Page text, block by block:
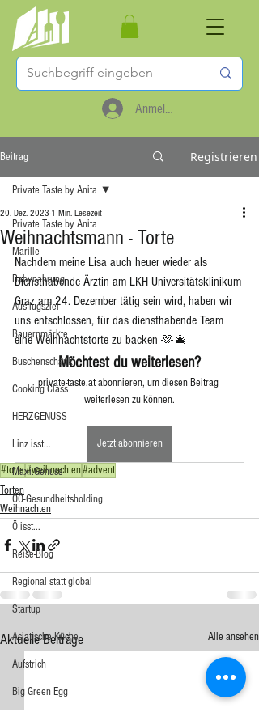
Anmelden
Beitrag Registrieren
Private Taste by Anita
Marille
Babynahrung
Ausflugsziel
Bauernmärkte
Buschenschank
Cooking Class
HERZGENUSS
Linz isst...
Maxi.Genuss
OÖ-Gesundheitsholding
Ö isst...
Reise-Blog
Regional statt global
Startup
Asiatische Küche
Aufstrich
Big Green Egg
Private Taste by Anita
Weihnachtsmann - Torte
20. Dez. 2023 1 Min. Lesezeit
Nachdem meine Lisa auch heuer wieder als
Diensthabende Ärztin am LKH Universitätsklinikum
Graz am 24. Dezember tätig sein wird, haben wir
uns entschlossen, für das diensthabende Team
eine Weihnachtstorte zu backen 🫶🎄
Möchtest du weiterlesen?
private-taste.at abonnieren, um diesen Beitrag
weiterlesen zu können.
Jetzt abonnieren
#torte#weihnachten#advent
Torten
Weihnachten
Aktuelle Beiträge Alle ansehen